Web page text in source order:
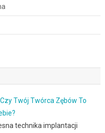
Twój Twórca Zębów To
technika implantacji